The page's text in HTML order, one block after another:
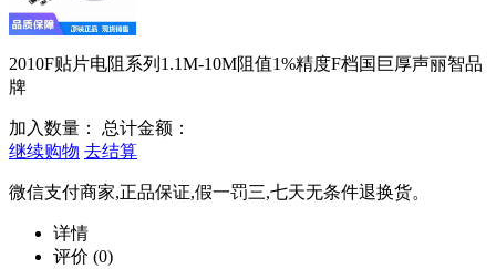
2010F贴片电阻系列1.1M-10M阻值1%精度F档国巨厚声丽智品
牌
加入数量： 总计金额：
继续购物 去结算
微信支付商家,正品保证,假一罚三,七天无条件退换货。
详情
评价 (0)